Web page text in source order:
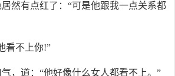
然有点红了：“可是他跟我一点关系都
看不上你!”
，道：“他好像什么女人都看不上。”